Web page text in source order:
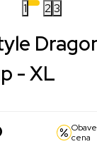
1 2 3
- XL
cena